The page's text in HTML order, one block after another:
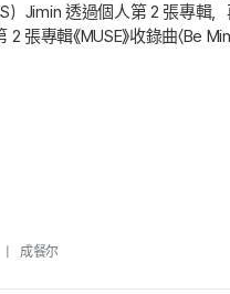
）Jimin 透過個人第 2 張專輯
2 張專輯《MUSE》收錄曲〈Be
| 成餐尔